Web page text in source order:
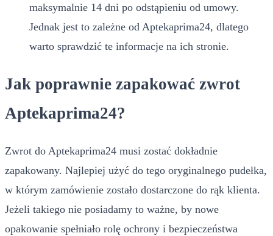
maksymalnie 14 dni po odstąpieniu od umowy.
Jednak jest to zależne od Aptekaprima24, dlatego
warto sprawdzić te informacje na ich stronie.
Jak poprawnie zapakować zwrot
Aptekaprima24?
Zwrot do Aptekaprima24 musi zostać dokładnie
zapakowany. Najlepiej użyć do tego oryginalnego pudełka,
w którym zamówienie zostało dostarczone do rąk klienta.
Jeżeli takiego nie posiadamy to ważne, by nowe
opakowanie spełniało rolę ochrony i bezpieczeństwa